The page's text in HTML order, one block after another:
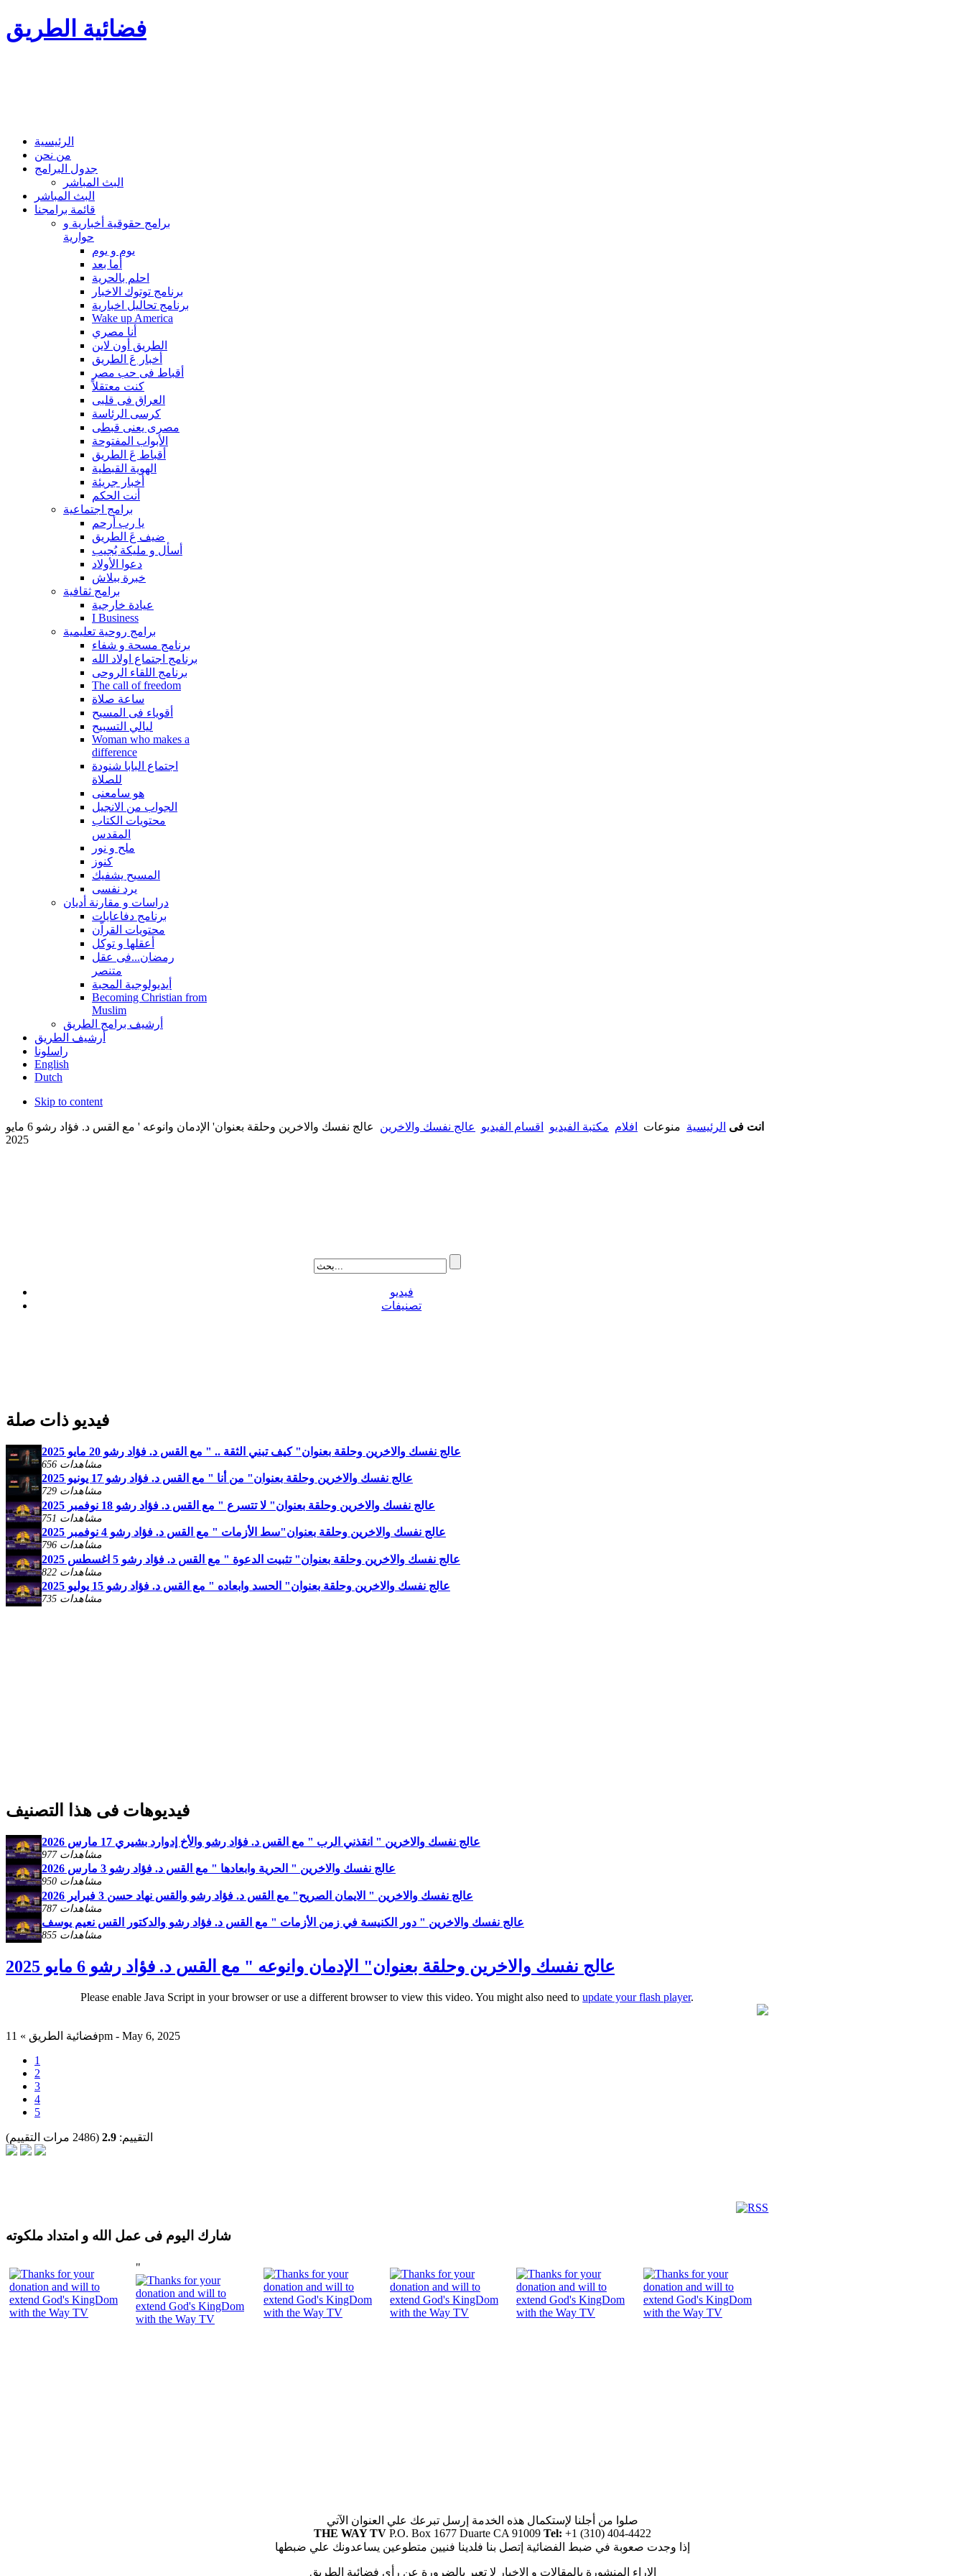
فضائية الطريق
الرئيسية
من نحن
جدول البرامج
البث المباشر
البث المباشر
قائمة برامجنا
برامج حقوقية أخبارية و
حوارية
يوم و يوم
أما بعد
احلم بالحرية
برنامج توتوك الاخبار
برنامج تحاليل اخبارية
Wake up America
أنا مصري
الطريق أون لاين
أخبار عَ الطريق
أقباط فى حب مصر
كنت معتقلاً
العراق فى قلبى
كرسى الرئاسة
مصرى يعنى قبطى
الأبواب المفتوحة
أقباط عَ الطريق
الهوية القبطية
أخبار جريئة
أنت الحكم
برامج اجتماعية
يا رب أرحم
ضيف عَ الطريق
أسأل و مليكة يُجيب
دعوا الأولاد
خبرة ببلاش
برامج ثقافية
عيادة خارجية
I Business
برامج روحية تعليمية
برنامج مسحة و شفاء
برنامج اجتماع اولاد الله
برنامج اللقاء الروحى
The call of freedom
ساعة صلاة
أقوياء فى المسيح
ليالي التسبيح
Woman who makes a
difference
اجتماع البابا شنودة
للصلاة
هو سامعنى
الجواب من الانجيل
محتويات الكتاب
المقدس
ملح و نور
كنوز
المسيح يشفيك
يرد نفسى
دراسات و مقارنة أديان
برنامج دفاعايات
محتويات القراّن
أعقلها و توكل
رمضان...فى عقل
متنصر
أيديولوجية المحبة
Becoming Christian from
Muslim
أرشيف برامج الطريق
أرشيف الطريق
راسلونا
English
Dutch
Skip to content
انت فى الرئيسية منوعات افلام مكتبة الفيديو اقسام الفيديو عالج نفسك والاخرين
عالج نفسك والاخرين وحلقة بعنوان' الإدمان وانوعه ' مع القس د. فؤاد رشو 6 مايو
2025
فيديو
تصنيفات
فيديو ذات صلة
عالج نفسك والاخرين وحلقة بعنوان" كيف تبني الثقة .. " مع القس د. فؤاد رشو 20 مايو 2025
656 مشاهدات
عالج نفسك والاخرين وحلقة بعنوان" من أنا " مع القس د. فؤاد رشو 17 يونيو 2025
729 مشاهدات
عالج نفسك والاخرين وحلقة بعنوان" لا تتسرع " مع القس د. فؤاد رشو 18 نوفمبر 2025
751 مشاهدات
عالج نفسك والاخرين وحلقة بعنوان"سط الأزمات " مع القس د. فؤاد رشو 4 نوفمبر 2025
796 مشاهدات
عالج نفسك والاخرين وحلقة بعنوان" تثبيت الدعوة " مع القس د. فؤاد رشو 5 اغسطس 2025
822 مشاهدات
عالج نفسك والاخرين وحلقة بعنوان" الحسد وابعاده " مع القس د. فؤاد رشو 15 يوليو 2025
735 مشاهدات
فيديوهات فى هذا التصنيف
عالج نفسك والاخرين " انقذني الرب " مع القس د. فؤاد رشو والأخ إدوارد بشيري 17 مارس 2026
977 مشاهدات
عالج نفسك والاخرين " الحرية وابعادها " مع القس د. فؤاد رشو 3 مارس 2026
950 مشاهدات
عالج نفسك والاخرين " الايمان الصريح" مع القس د. فؤاد رشو والقس نهاد حسن 3 فبراير 2026
787 مشاهدات
عالج نفسك والاخرين " دور الكنيسة في زمن الأزمات " مع القس د. فؤاد رشو والدكتور القس نعيم يوسف
855 مشاهدات
عالج نفسك والاخرين وحلقة بعنوان" الإدمان وانوعه " مع القس د. فؤاد رشو 6 مايو 2025
Please enable Java Script in your browser or use a different browser to view this video. You might also need toupdate your flash player.
فضائية الطريق » 11pm - May 6, 2025
1
2
3
4
5
التقييم: 2.9 (2486 مرات التقييم)
شارك اليوم فى عمل الله و امتداد ملكوته
"
صلوا من أجلنا لإستكمال هذه الخدمة إرسل تبرعك علي العنوان الآتي
THE WAY TV P.O. Box 1677 Duarte CA 91009 Tel: +1 (310) 404-4422
إذا وجدت صعوبة في ضبط الفضائية إتصل بنا فلدينا فنيين متطوعين يساعدونك علي ضبطها
الاراء المنشورة بالمقالات و الاخبار لا تعبر بالضرورة عن رأى فضائية الطريق